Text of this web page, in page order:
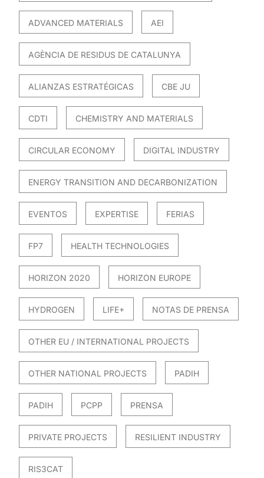
ADVANCED MATERIALS AEI
AGÈNCIA DE RESIDUS DE CATALUNYA
ALIANZAS ESTRATÉGICAS CBE JU
CDTI CHEMISTRY AND MATERIALS
CIRCULAR ECONOMY DIGITAL INDUSTRY
ENERGY TRANSITION AND DECARBONIZATION
EVENTOS EXPERTISE FERIAS
FP7 HEALTH TECHNOLOGIES
HORIZON 2020 HORIZON EUROPE
HYDROGEN LIFE+ NOTAS DE PRENSA
OTHER EU / INTERNATIONAL PROJECTS
OTHER NATIONAL PROJECTS PADIH
PADIH PCPP PRENSA
PRIVATE PROJECTS RESILIENT INDUSTRY
RIS3CAT